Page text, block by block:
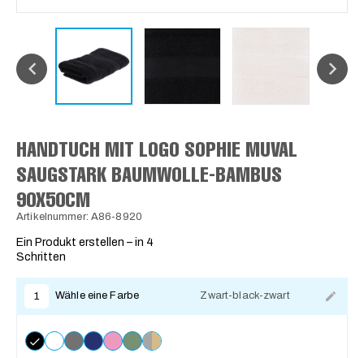
HANDTUCH MIT LOGO SOPHIE MUVAL
SAUGSTARK BAUMWOLLE-BAMBUS
90X50CM
Artikelnummer: A86-8920
Ein Produkt erstellen – in 4
Schritten
1 Wähle eine Farbe Zwart-black-zwart